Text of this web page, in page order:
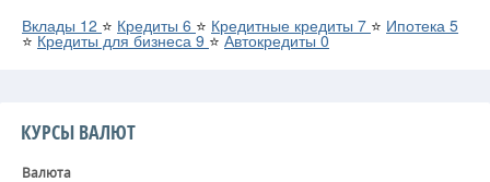
Вклады 12 ⭐ Кредиты 6 ⭐ Кредитные кредиты 7 ⭐ Ипотека 5
⭐Кредиты для бизнеса 9 ⭐Автокредиты 0
КУРСЫ ВАЛЮТ
Валюта